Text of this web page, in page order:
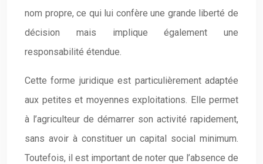
nom propre, ce qui lui confère une grande liberté de
décision mais implique également une
responsabilité étendue.
Cette forme juridique est particulièrement adaptée
aux petites et moyennes exploitations. Elle permet
à l’agriculteur de démarrer son activité rapidement,
sans avoir à constituer un capital social minimum.
Toutefois, il est important de noter que l’absence de